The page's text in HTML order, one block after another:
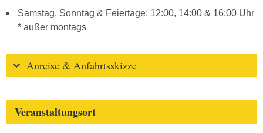
Samstag, Sonntag & Feiertage: 12:00, 14:00 & 16:00 Uhr
* außer montags
Anreise & Anfahrtsskizze
Veranstaltungsort